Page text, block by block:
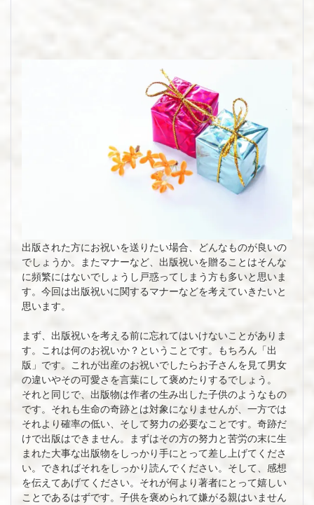
出版された方にお祝いを送りたい場合、どんなものが良いの
でしょうか。またマナーなど、出版祝いを贈ることはそんな
に頻繁にはないでしょうし戸惑ってしまう方も多いと思いま
す。今回は出版祝いに関するマナーなどを考えていきたいと
思います。
まず、出版祝いを考える前に忘れてはいけないことがありま
す。これは何のお祝いか？ということです。もちろん「出
版」です。これが出産のお祝いでしたらお子さんを見て男女
の違いやその可愛さを言葉にして褒めたりするでしょう。
それと同じで、出版物は作者の生み出した子供のようなもの
です。それも生命の奇跡とは対象になりませんが、一方では
それより確率の低い、そして努力の必要なことです。奇跡だ
けで出版はできません。まずはその方の努力と苦労の末に生
まれた大事な出版物をしっかり手にとって差し上げてくださ
い。できればそれをしっかり読んでください。そして、感想
を伝えてあげてください。それが何より著者にとって嬉しい
ことであるはずです。子供を褒められて嫌がる親はいません